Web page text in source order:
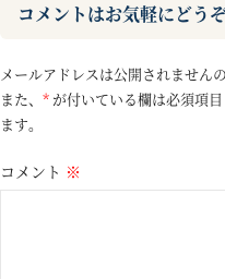
コメントはお気軽にどう
メールアドレスは公開されません
また、 * が付いている欄は必須項
ます。
コメント ※